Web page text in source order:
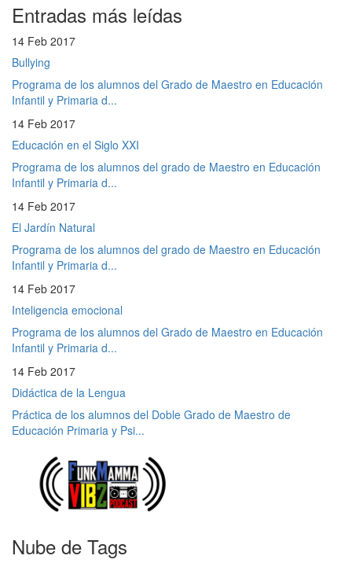
Entradas más leídas
14 Feb 2017
Bullying
Programa de los alumnos del Grado de Maestro en Educación
Infantil y Primaria d...
14 Feb 2017
Educación en el Siglo XXI
Programa de los alumnos del grado de Maestro en Educación
Infantil y Primaria d...
14 Feb 2017
El Jardín Natural
Programa de los alumnos del grado de Maestro en Educación
Infantil y Primaria d...
14 Feb 2017
Inteligencia emocional
Programa de los alumnos del Grado de Maestro en Educación
Infantil y Primaria d...
14 Feb 2017
Didáctica de la Lengua
Práctica de los alumnos del Doble Grado de Maestro de
Educación Primaria y Psi...
Nube de Tags